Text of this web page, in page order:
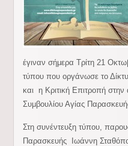
έγιναν σήμερα Τρίτη 21
τύπου που οργάνωσε το
και η Κριτική Επιτροπή στην
Συμβουλίου Αγίας
Στη συνέντευξη τύπου,
Παρασκευής Ιωάννη